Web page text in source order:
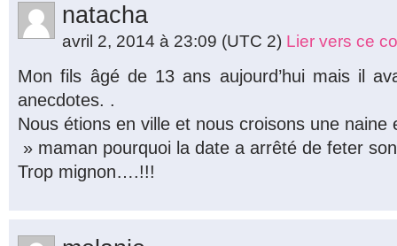
natacha
avril 2, 2014 à 23:09 (UTC 2) Lier vers ce
Mon fils âgé de 13 ans aujourd’hui mais il
anecdotes. .
Nous étions en ville et nous croisons une naine
» maman pourquoi la date a arrêté de feter
Trop mignon….!!!